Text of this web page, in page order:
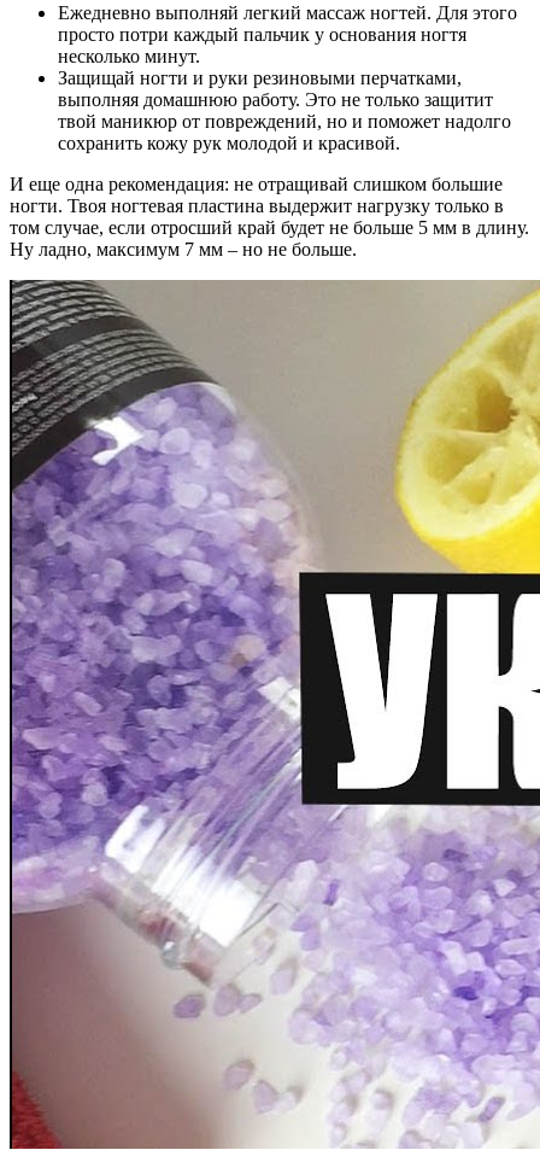
Ежедневно выполняй легкий массаж ногтей. Для этого
просто потри каждый пальчик у основания ногтя
несколько минут.
Защищай ногти и руки резиновыми перчатками,
выполняя домашнюю работу. Это не только защитит
твой маникюр от повреждений, но и поможет надолго
сохранить кожу рук молодой и красивой.
И еще одна рекомендация: не отращивай слишком большие
ногти. Твоя ногтевая пластина выдержит нагрузку только в
том случае, если отросший край будет не больше 5 мм в длину.
Ну ладно, максимум 7 мм – но не больше.